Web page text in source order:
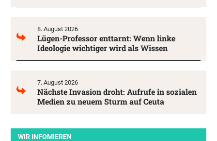
8. August 2026
Lügen-Professor enttarnt: Wenn linke
Ideologie wichtiger wird als Wissen
7. August 2026
Nächste Invasion droht: Aufrufe in sozialen
Medien zu neuem Sturm auf Ceuta
WIR INFOMIEREN